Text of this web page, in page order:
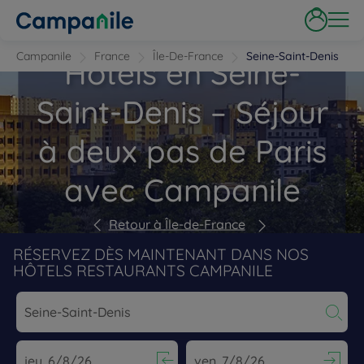
Campanile France Île-De-France Seine-Saint-Denis
Hôtels en Seine-
Saint-Denis – Séjour
à deux pas de Paris
avec Campanile
Retour à Île-de-France
RÉSERVEZ DÈS MAINTENANT DANS NOS
HÔTELS RESTAURANTS CAMPANILE